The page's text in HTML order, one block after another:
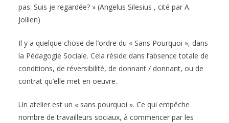
pas: Suis je regardée? » (Angelus Silesius , cité par A.
Jollien)
Il y a quelque chose de l’ordre du « Sans Pourquoi », dans
la Pédagogie Sociale. Cela réside dans l’absence totale de
conditions, de réversibilité, de donnant / donnant, ou de
contrat qu’elle met en oeuvre.
Un atelier est un « sans pourquoi ». Ce qui empêche
nombre de travailleurs sociaux, à commencer par les